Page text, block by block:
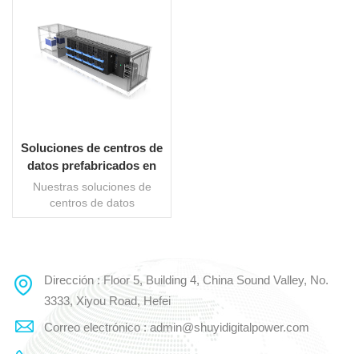
Soluciones de centros de
datos prefabricados en
contenedores
Nuestras soluciones de
centros de datos
prefabricados en
las empresas de una
infraestructura de TI
escalable, eficiente y
resistente. Estos módulos
de centro de datos llave en
LEE MAS
Dirección : Floor 5, Building 4, China Sound Valley, No.
3333, Xiyou Road, Hefei
Correo electrónico : admin@shuyidigitalpower.com